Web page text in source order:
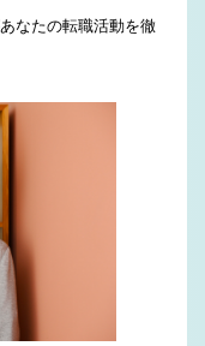
なたの転職活動を徹